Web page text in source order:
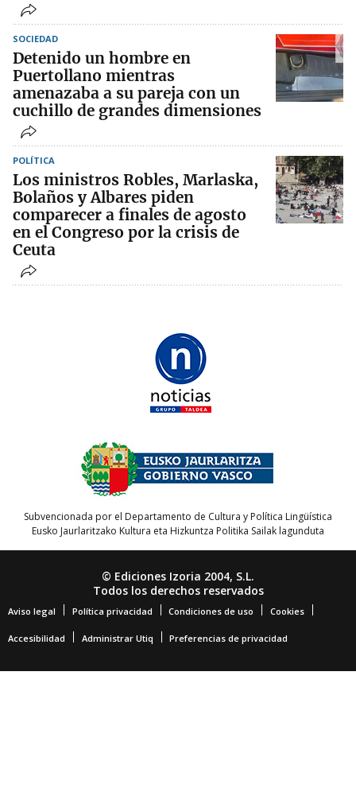
SOCIEDAD
Detenido un hombre en
Puertollano mientras
amenazaba a su pareja con un
cuchillo de grandes dimensiones
POLÍTICA
Los ministros Robles, Marlaska,
Bolaños y Albares piden
comparecer a finales de agosto
en el Congreso por la crisis de
Ceuta
Subvencionada por el Departamento de Cultura y Política Lingüística
Eusko Jaurlaritzako Kultura eta Hizkuntza Politika Sailak lagunduta
© Ediciones Izoria 2004, S.L.
Todos los derechos reservados
Aviso legal Política privacidad Condiciones de uso Cookies
Accesibilidad Administrar Utiq Preferencias de privacidad